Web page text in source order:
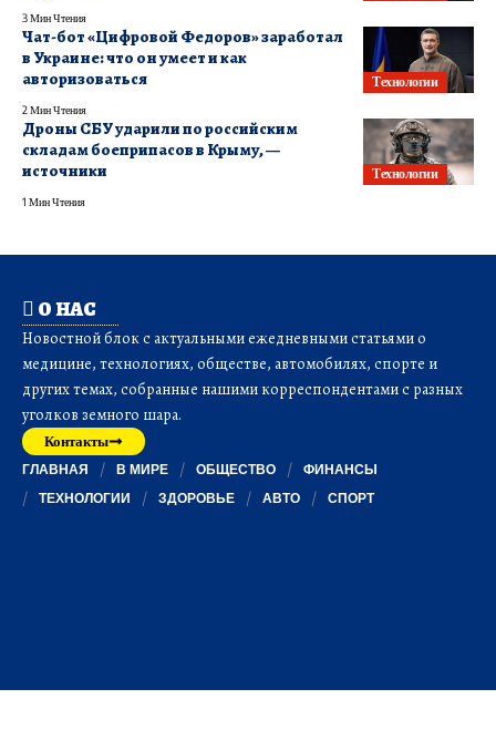
3 Мин Чтения
Технологии
Чат-бот «Цифровой Федоров» заработал
в Украине: что он умеет и как
авторизоваться
2 Мин Чтения
Технологии
Дроны СБУ ударили по российским
складам боеприпасов в Крыму, —
источники
1 Мин Чтения
О НАС
Новостной блок с актуальными ежедневными статьями о
медицине, технологиях, обществе, автомобилях, спорте и
других темах, собранные нашими корреспондентами с разных
уголков земного шара.
Контакты
ГЛАВНАЯ В МИРЕ ОБЩЕСТВО
ФИНАНСЫ
ТЕХНОЛОГИИ
ЗДОРОВЬЕ АВТО СПОРТ